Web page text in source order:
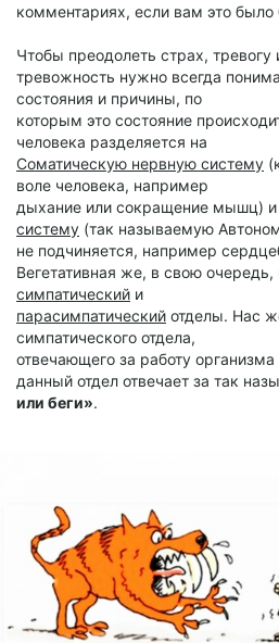
комментариях, если вам это было
Чтобы преодолеть страх,
тревожность нужно всегда
состояния и причины, по
которым это состояние
человека разделяется на
Соматическую нервную систему
воле человека, например
дыхание или сокращение мышц) и
систему (так называемую
не подчиняется, например
Вегетативная же, в свою очередь,
симпатический и
парасимпатический отделы. Нас
симпатического отдела,
отвечающего за работу
данный отдел отвечает за так
или беги».